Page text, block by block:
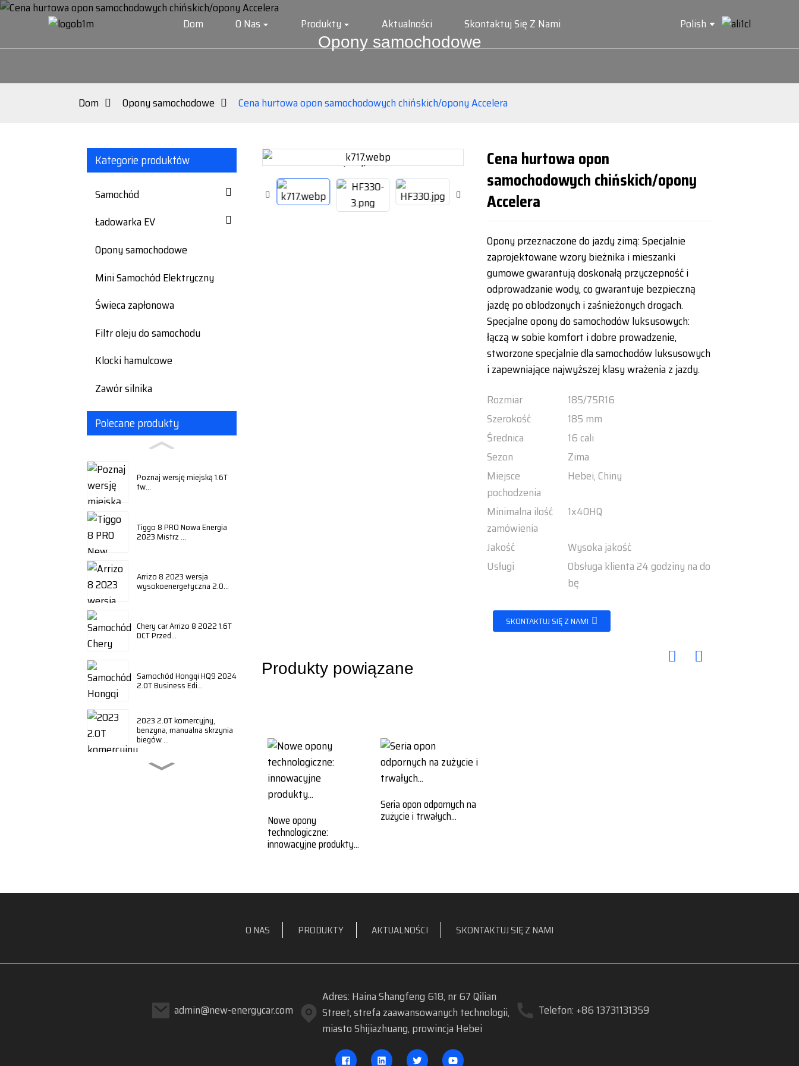
Dom O Nas Produkty Aktualności Skontaktuj Się Z Nami Polish
Opony samochodowe
Dom Opony samochodowe Cena hurtowa opon samochodowych chińskich/opony Accelera
Kategorie produktów
Samochód
Ładowarka EV
Opony samochodowe
Mini Samochód Elektryczny
Świeca zapłonowa
Filtr oleju do samochodu
Klocki hamulcowe
Zawór silnika
Polecane produkty
Poznaj wersję miejską 1.6T
tw...
Tiggo 8 PRO Nowa Energia
2023 Mistrz ...
Arrizo 8 2023 wersja
wysokoenergetyczna 2.0...
Chery car Arrizo 8 2022 1.6T
DCT Przed...
Samochód Hongqi HQ9 2024
2.0T Business Edi...
2023 2.0T komercyjny,
benzyna, manualna skrzynia
biegów ...
BYD Qin plus 2024 honor
Loading...
Loading... Loading...
Loading... Loading...
Loading...
Cena hurtowa opon
samochodowych chińskich/opony
Accelera
Opony przeznaczone do jazdy zimą: Specjalnie
zaprojektowane wzory bieżnika i mieszanki
gumowe gwarantują doskonałą przyczepność i
odprowadzanie wody, co gwarantuje bezpieczną
jazdę po oblodzonych i zaśnieżonych drogach.
Specjalne opony do samochodów luksusowych:
łączą w sobie komfort i dobre prowadzenie,
stworzone specjalnie dla samochodów luksusowych
i zapewniające najwyższej klasy wrażenia z jazdy.
Rozmiar
185/75R16
Szerokość
185 mm
Średnica
16 cali
Sezon
Zima
Miejsce
pochodzenia
Hebei, Chiny
Minimalna ilość
zamówienia
1x40HQ
Jakość
Wysoka jakość
Usługi
Obsługa klienta 24 godziny na do
bę
SKONTAKTUJ SIĘ Z NAMI
Produkty powiązane
Nowe opony
technologiczne:
innowacyjne produkty...
Seria opon odpornych na
zużycie i trwałych...
O NAS PRODUKTY AKTUALNOŚCI SKONTAKTUJ SIĘ Z NAMI
admin@new-energycar.com
Adres: Haina Shangfeng 618, nr 67 Qilian
Street, strefa zaawansowanych technologii,
miasto Shijiazhuang, prowincja Hebei
Telefon: +86 13731131359